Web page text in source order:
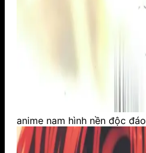
anime nam hình nền độc đáo